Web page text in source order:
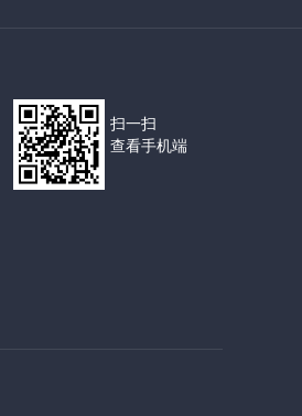
扫一扫
查看手机端